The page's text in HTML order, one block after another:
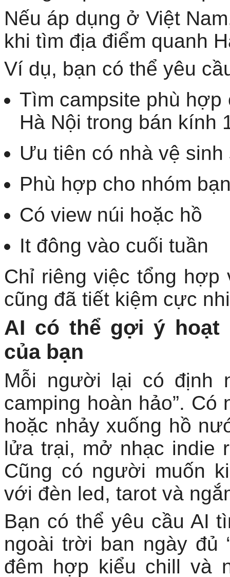
Nếu áp dụng ở Việt
khi tìm địa điểm quanh
Ví dụ, bạn có thể yêu
Tìm campsite phù hợp
Hà Nội trong bán kính
Ưu tiên có nhà vệ
Phù hợp cho nhóm
Có view núi hoặc hồ
It đông vào cuối tuần
Chỉ riêng việc tổng hợp
cũng đã tiết kiệm cực
AI có thể gợi ý hoạt
của bạn
Mỗi người lại có định
camping hoàn hảo”.
hoặc nhảy xuống hồ
lửa trại, mở nhạc indie
Cũng có người muốn
với đèn led, tarot và
Bạn có thể yêu cầu AI
ngoài trời ban ngày đủ
đêm hợp kiểu chill và